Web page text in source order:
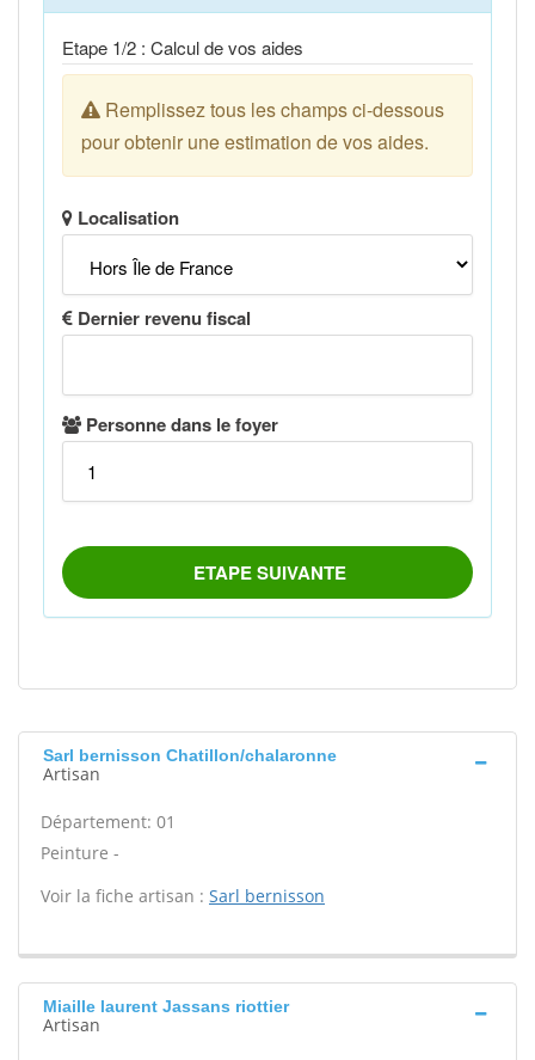
Sarl bernisson Chatillon/chalaronne
Artisan
Département: 01
Peinture -
Voir la fiche artisan : Sarl bernisson
Miaille laurent Jassans riottier
Artisan